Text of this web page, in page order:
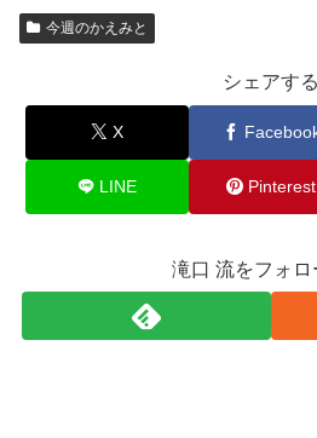
今週のかえみと
シェアする
X
LINE Pinterest
滝口 流をフォロ